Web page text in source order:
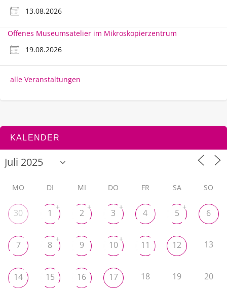
13.08.2026
Offenes Museumsatelier im Mikroskopierzentrum
19.08.2026
alle Veranstaltungen
KALENDER
MO DI MI DO FR SA SO
30 1
+
2
+
3
+
4 5
+
6
7 8
+
9 10
+
11 12 13
14 15 16 17 18 19 20